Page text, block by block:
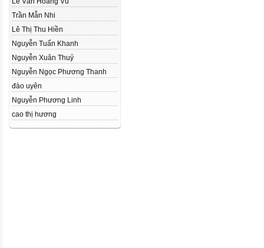
Trần Mẫn Nhi
Lê Thị Thu Hiền
Nguyễn Tuấn Khanh
Nguyễn Xuân Thuỷ
Nguyễn Ngọc Phương Thanh
đào uyên
Nguyễn Phương Linh
cao thị hương